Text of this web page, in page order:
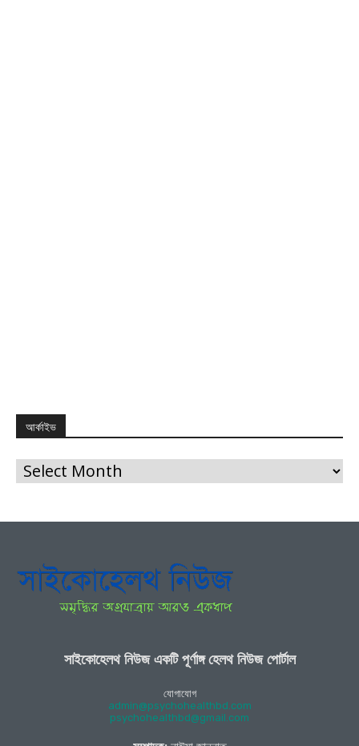
আর্কাইভ
আর্কাইভ
সাইকোহেলথ নিউজ একটি পূর্ণাঙ্গ হেলথ নিউজ পোর্টাল
যোগাযোগ
admin@psychohealthbd.com
psychohealthbd@gmail.com